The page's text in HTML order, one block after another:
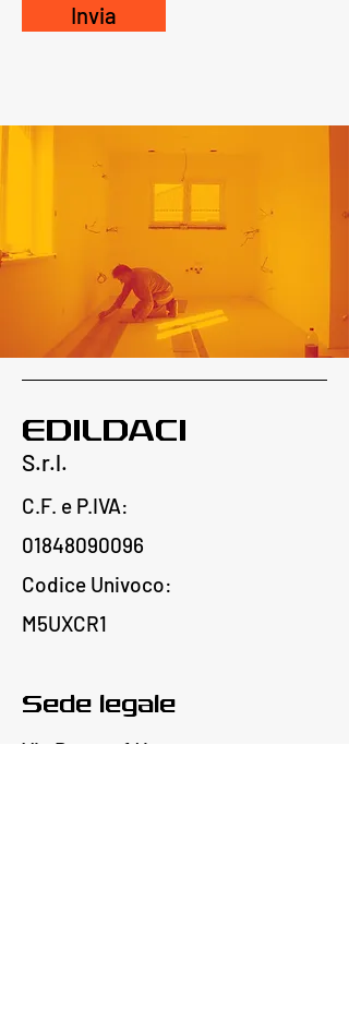
Invia
EDILDACI
S.r.l.
C.F. e P.IVA:
01848090096
Codice Univoco:
M5UXCR1
Sede legale
Via Brusco 1/4